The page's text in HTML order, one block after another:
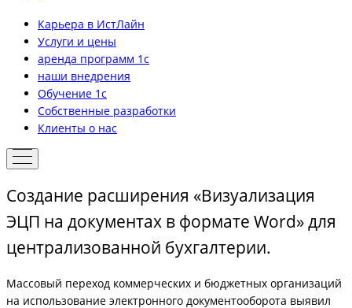
Карьера в ИстЛайн
Услуги и цены
аренда программ 1с
наши внедрения
Обучение 1с
Собственные разработки
Клиенты о нас
Создание расширения «Визуализация
ЭЦП на документах в формате Word» для
централизованной бухгалтерии.
Массовый переход коммерческих и бюджетных организаций
на использование электронного документооборота выявил